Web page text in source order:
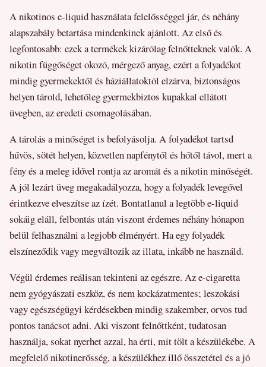
A nikotinos e-liquid használata felelősséggel jár, és néhány
alapszabály betartása mindenkinek ajánlott. Az első és
legfontosabb: ezek a termékek kizárólag felnőtteknek valók. A
nikotin függőséget okozó, mérgező anyag, ezért a folyadékot
mindig gyermekektől és háziállatoktól elzárva, biztonságos
helyen tárold, lehetőleg gyermekbiztos kupakkal ellátott
üvegben, az eredeti csomagolásában.
A tárolás a minőséget is befolyásolja. A folyadékot tartsd
hűvös, sötét helyen, közvetlen napfénytől és hőtől távol, mert a
fény és a meleg idővel rontja az aromát és a nikotin minőségét.
A jól lezárt üveg megakadályozza, hogy a folyadék levegővel
érintkezve elveszítse az ízét. Bontatlanul a legtöbb e-liquid
sokáig eláll, felbontás után viszont érdemes néhány hónapon
belül felhasználni a legjobb élményért. Ha egy folyadék
elszíneződik vagy megváltozik az illata, inkább ne használd.
Végül érdemes reálisan tekinteni az egészre. Az e-cigaretta
nem gyógyászati eszköz, és nem kockázatmentes; leszokási
vagy egészségügyi kérdésekben mindig szakember, orvos tud
pontos tanácsot adni. Aki viszont felnőttként, tudatosan
használja, sokat nyerhet azzal, ha érti, mit tölt a készülékébe. A
megfelelő nikotinerősség, a készülékhez illő összetétel és a jó